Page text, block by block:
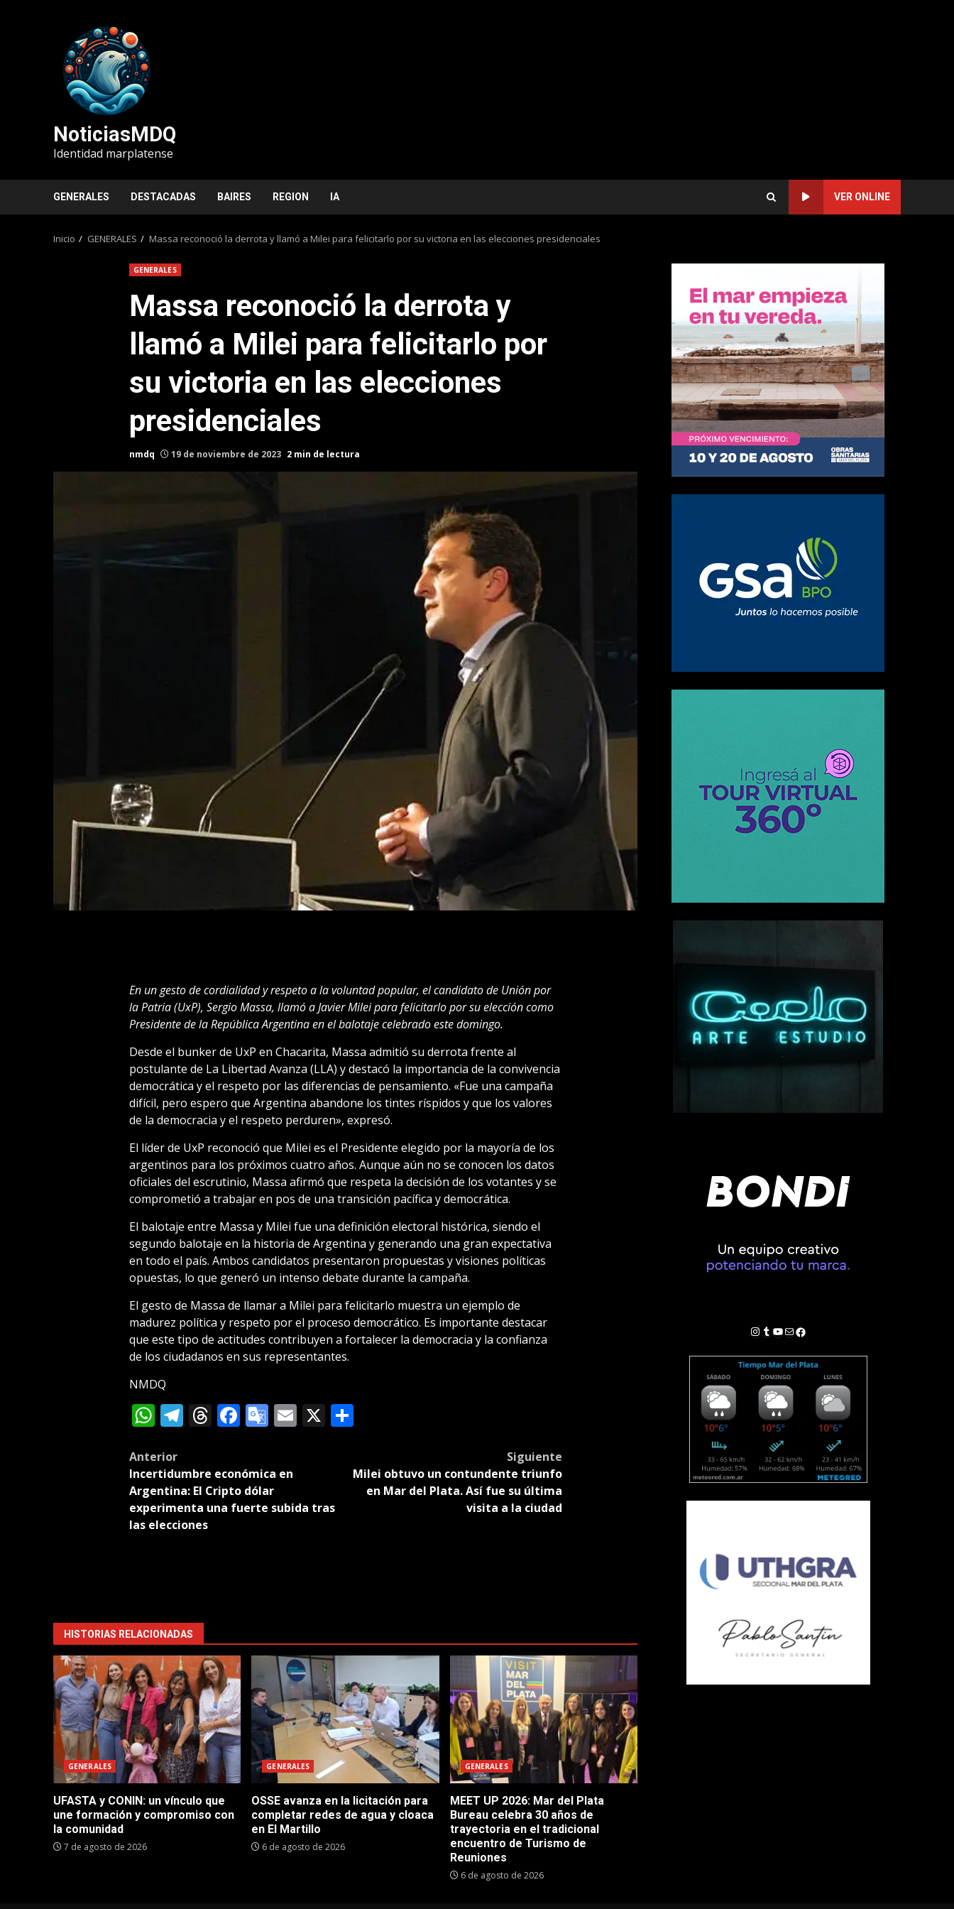
NoticiasMDQ
Identidad marplatense
GENERALES DESTACADAS BAIRES REGION IA VER ONLINE
Inicio GENERALES Massa reconoció la derrota y llamó a Milei para felicitarlo por su victoria en las elecciones presidenciales
GENERALES
Massa reconoció la derrota y
llamó a Milei para felicitarlo por
su victoria en las elecciones
presidenciales
nmdq 19 de noviembre de 2023 2 min de lectura
En un gesto de cordialidad y respeto a la voluntad popular, el candidato de Unión por
la Patria (UxP), Sergio Massa, llamó a Javier Milei para felicitarlo por su elección como
Presidente de la República Argentina en el balotaje celebrado este domingo.
Desde el bunker de UxP en Chacarita, Massa admitió su derrota frente al
postulante de La Libertad Avanza (LLA) y destacó la importancia de la convivencia
democrática y el respeto por las diferencias de pensamiento. «Fue una campaña
difícil, pero espero que Argentina abandone los tintes ríspidos y que los valores
de la democracia y el respeto perduren», expresó.
El líder de UxP reconoció que Milei es el Presidente elegido por la mayoría de los
argentinos para los próximos cuatro años. Aunque aún no se conocen los datos
oficiales del escrutinio, Massa afirmó que respeta la decisión de los votantes y se
comprometió a trabajar en pos de una transición pacífica y democrática.
El balotaje entre Massa y Milei fue una definición electoral histórica, siendo el
segundo balotaje en la historia de Argentina y generando una gran expectativa
en todo el país. Ambos candidatos presentaron propuestas y visiones políticas
opuestas, lo que generó un intenso debate durante la campaña.
El gesto de Massa de llamar a Milei para felicitarlo muestra un ejemplo de
madurez política y respeto por el proceso democrático. Es importante destacar
que este tipo de actitudes contribuyen a fortalecer la democracia y la confianza
de los ciudadanos en sus representantes.
NMDQ
WhatsApp
Telegram
Threads
Facebook
Google
Email
X Compartir
Post
navigation
Anterior
Incertidumbre económica en
Argentina: El Cripto dólar
experimenta una fuerte subida tras
las elecciones
Siguiente
Milei obtuvo un contundente triunfo
en Mar del Plata. Así fue su última
visita a la ciudad
HISTORIAS RELACIONADAS
GENERALES
UFASTA y CONIN: un vínculo que
une formación y compromiso con
la comunidad
7 de agosto de 2026
GENERALES
OSSE avanza en la licitación para
completar redes de agua y cloaca
en El Martillo
6 de agosto de 2026
GENERALES
MEET UP 2026: Mar del Plata
Bureau celebra 30 años de
trayectoria en el tradicional
encuentro de Turismo de
Reuniones
6 de agosto de 2026
Instagram
Tumblr
YouTube
Correo electrónico
Facebook